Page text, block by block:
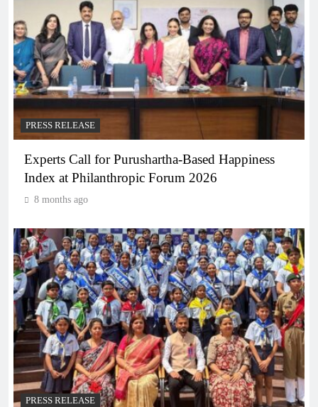
PRESS RELEASE
Experts Call for Purushartha-Based Happiness
Index at Philanthropic Forum 2026
8 months ago
PRESS RELEASE